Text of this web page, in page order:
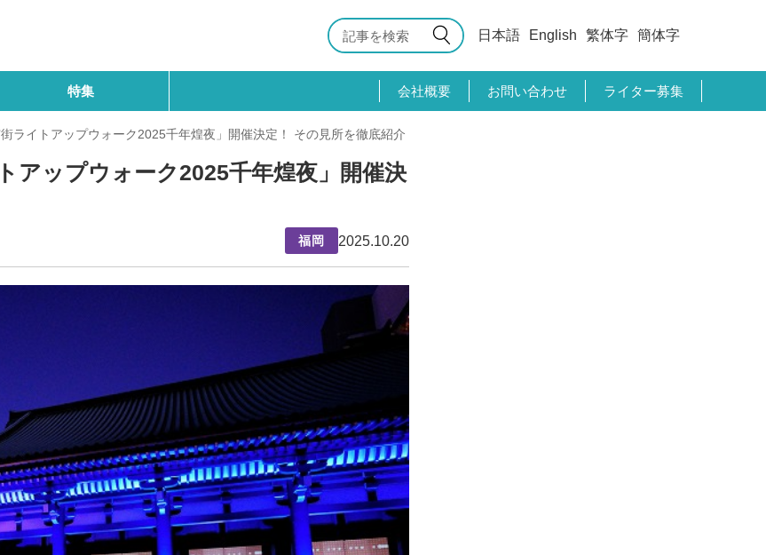
日本語 English 繁体字 簡体字
特集 会社概要 お問い合わせ ライター募集
ライトアップウォーク2025千年煌夜」開催決定！ その見所を徹底紹介
アップウォーク2025千年煌夜」開催決
福岡 2025.10.20